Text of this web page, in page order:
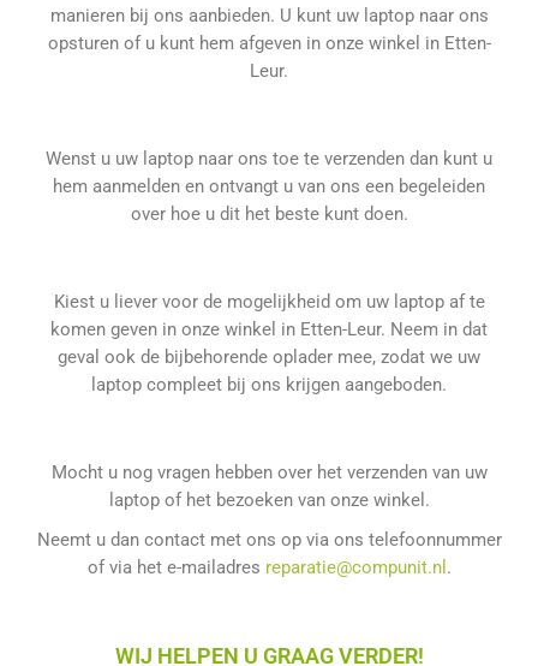
manieren bij ons aanbieden. U kunt uw laptop naar ons
opsturen of u kunt hem afgeven in onze winkel in Etten-
Leur.
Wenst u uw laptop naar ons toe te verzenden dan kunt u
hem aanmelden en ontvangt u van ons een begeleiden
over hoe u dit het beste kunt doen.
Kiest u liever voor de mogelijkheid om uw laptop af te
komen geven in onze winkel in Etten-Leur. Neem in dat
geval ook de bijbehorende oplader mee, zodat we uw
laptop compleet bij ons krijgen aangeboden.
Mocht u nog vragen hebben over het verzenden van uw
laptop of het bezoeken van onze winkel.
Neemt u dan contact met ons op via ons telefoonnummer
of via het e-mailadres reparatie@compunit.nl .
WIJ HELPEN U GRAAG VERDER!